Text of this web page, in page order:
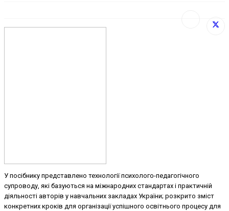
У посібнику представлено технології психолого-педагогічного
супроводу, які базуються на міжнародних стандартах і практичній
діяльності авторів у навчальних закладах України; розкрито зміст
конкретних кроків для організації успішного освітнього процесу для